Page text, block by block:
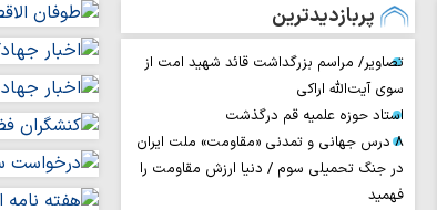
پربازدیدترین
تصاویر/ مراسم بزرگداشت قائد شهید امت از
سوی آیت‌الله اراکی
استاد حوزه علمیه قم درگذشت
۸ درس جهانی و تمدنی «مقاومت» ملت ایران
در جنگ تحمیلی سوم / دنیا ارزش مقاومت را
فهمید